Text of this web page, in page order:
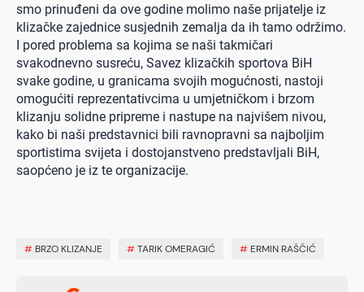
smo prinuđeni da ove godine molimo naše prijatelje iz
klizačke zajednice susjednih zemalja da ih tamo održimo.
I pored problema sa kojima se naši takmičari
svakodnevno susreću, Savez klizačkih sportova BiH
svake godine, u granicama svojih mogućnosti, nastoji
omogućiti reprezentativcima u umjetničkom i brzom
klizanju solidne pripreme i nastupe na najvišem nivou,
kako bi naši predstavnici bili ravnopravni sa najboljim
sportistima svijeta i dostojanstveno predstavljali BiH,
saopćeno je iz te organizacije.
# BRZO KLIZANJE #TARIK OMERAGIĆ # ERMIN RAŠČIĆ